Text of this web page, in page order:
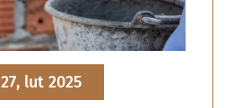
27, lut 2025